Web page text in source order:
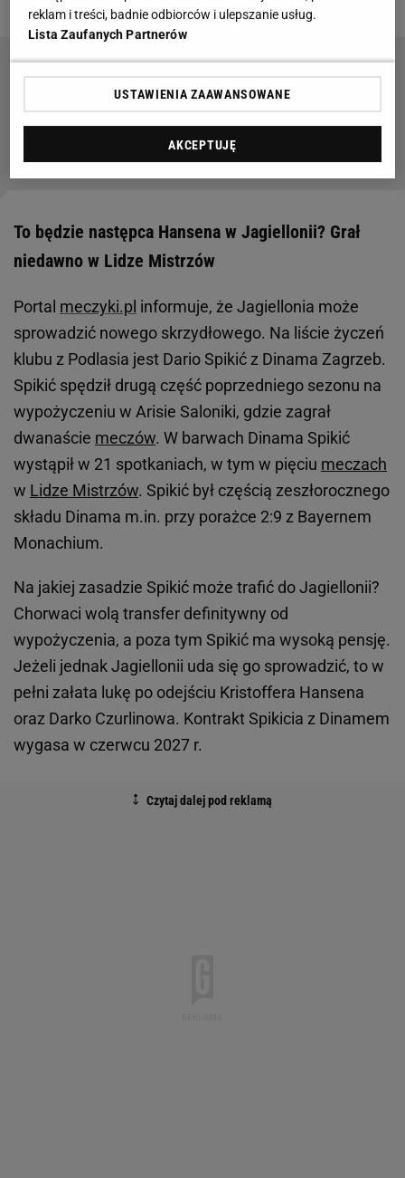
Czytaj także:
Dogadali się pod osłoną nocy. Fatalne wieści
To będzie następca Hansena w Jagiellonii? Grał
niedawno w Lidze Mistrzów
Portal meczyki.pl informuje, że Jagiellonia może
sprowadzić nowego skrzydłowego. Na liście życzeń
klubu z Podlasia jest Dario Spikić z Dinama Zagrzeb.
Spikić spędził drugą część poprzedniego sezonu na
wypożyczeniu w Arisie Saloniki, gdzie zagrał
dwanaście meczów. W barwach Dinama Spikić
wystąpił w 21 spotkaniach, w tym w pięciu meczach
w Lidze Mistrzów. Spikić był częścią zeszłorocznego
składu Dinama m.in. przy porażce 2:9 z Bayernem
Monachium.
Na jakiej zasadzie Spikić może trafić do Jagiellonii?
Chorwaci wolą transfer definitywny od
wypożyczenia, a poza tym Spikić ma wysoką pensję.
Jeżeli jednak Jagiellonii uda się go sprowadzić, to w
pełni załata lukę po odejściu Kristoffera Hansena
oraz Darko Czurlinowa. Kontrakt Spikicia z Dinamem
wygasa w czerwcu 2027 r.
reklam i treści, badnie odbiorców i ulepszanie usług.
Lista Zaufanych Partnerów
USTAWIENIA ZAAWANSOWANE
AKCEPTUJĘ